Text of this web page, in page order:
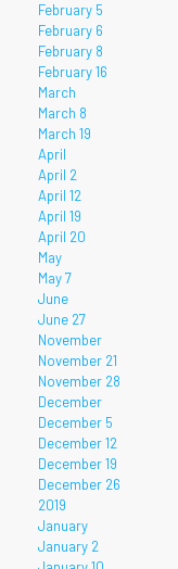
February 5
February 6
February 8
February 16
March
March 8
March 19
April
April 2
April 12
April 19
April 20
May
May 7
June
June 27
November
November 21
November 28
December
December 5
December 12
December 19
December 26
2019
January
January 2